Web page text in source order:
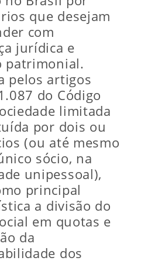
que desejam
com
jurídica e
patrimonial.
pelos artigos
do Código
limitada
por dois ou
(ou até mesmo
sócio, na
unipessoal),
principal
a divisão do
em quotas e
da
dos